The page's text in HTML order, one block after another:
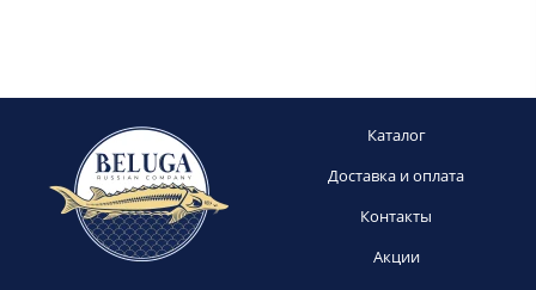
Каталог
Доставка и оплата
Контакты
Акции